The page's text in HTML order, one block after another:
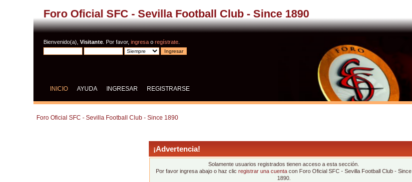
Foro Oficial SFC - Sevilla Football Club - Since 1890
Bienvenido(a),Visitante . Por favor,ingresa oregístrate
INICIO AYUDA INGRESAR REGISTRARSE
Foro Oficial SFC - Sevilla Football Club - Since 1890
¡Advertencia!
Solamente usuarios registrados tienen acceso a esta sección.
Por favor ingresa abajo o haz clicregistrar una cuenta con Foro Oficial SFC - Sevilla Football Club - Since
1890.